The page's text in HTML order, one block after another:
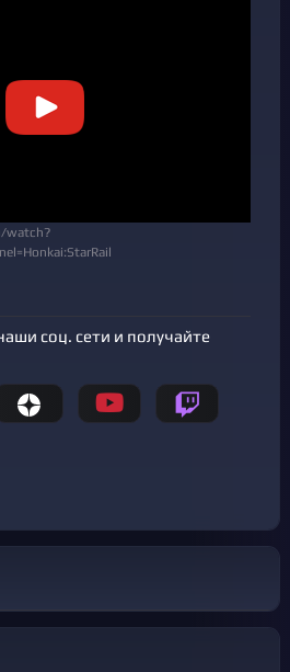
watch?
соц. сети и получайте